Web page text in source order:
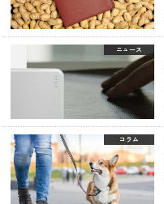
ニュース
コラム